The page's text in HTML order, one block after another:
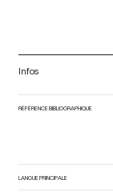
Infos
RÉFÉRENCE BIBLIOGRAPHIQUE
LANGUE PRINCIPALE